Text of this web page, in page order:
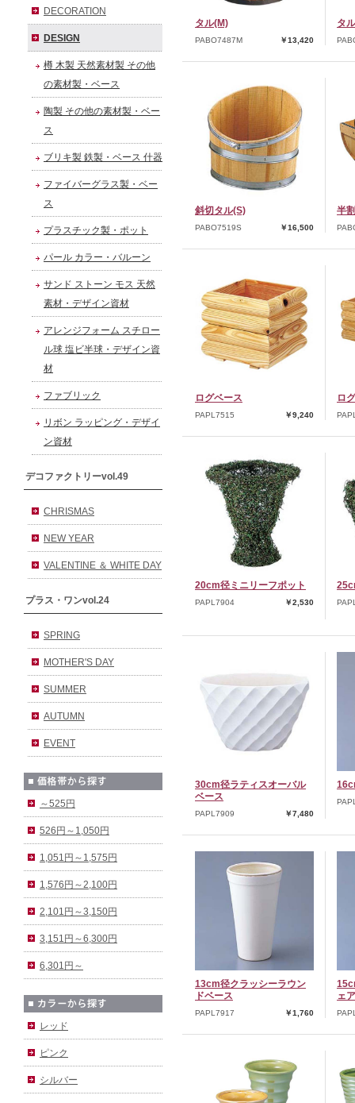
DECORATION
DESIGN
樽 木製 天然素材製 その他
の素材製・ベース
陶製 その他の素材製・ベー
ス
ブリキ製 鉄製・ベース 什器
ファイバーグラス製・ベー
ス
プラスチック製・ポット
パール カラー・バルーン
サンド ストーン モス 天然
素材・デザイン資材
アレンジフォーム スチロー
ル球 塩ビ半球・デザイン資
材
ファブリック
リボン ラッピング・デザイ
ン資材
デコファクトリーvol.49
CHRISMAS
NEW YEAR
VALENTINE ＆ WHITE DAY
プラス・ワンvol.24
SPRING
MOTHER'S DAY
SUMMER
AUTUMN
EVENT
～525円
526円～1,050円
1,051円～1,575円
1,576円～2,100円
2,101円～3,150円
3,151円～6,300円
6,301円～
レッド
ピンク
シルバー
タル(M)
PABO7487M ￥13,420
タ
斜切タル(S)
PABO7519S ￥16,500
半
ログベース
PAPL7515 ￥9,240
ロ
20cm径ミニリーフポット
PAPL7904 ￥2,530
30cm径ラティスオーバル
ベース
PAPL7909 ￥7,480
13cm径クラッシーラウン
ドベース
PAPL7917 ￥1,760
ェ